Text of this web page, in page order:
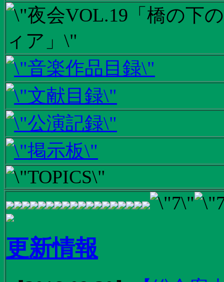
更新情報